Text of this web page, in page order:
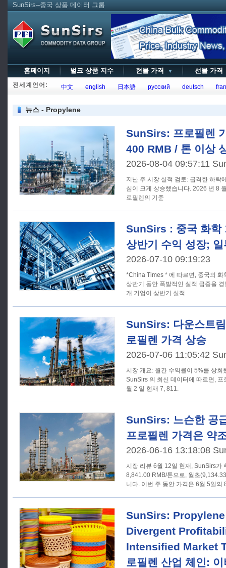
SunSirs--중국 상품 데이터 그룹
홈페이지 벌크 상품 지수 현물 가격 ▼ 선물 가
전세계언어: 中文 english 日本語 русский deutsch
뉴스 - Propylene
SunSirs: 프로필렌
400 RMB / 톤 이상
2026-08-04 09:57:11
지난 주 시장 실적 검토: 급격한 하락
심이 크게 상승했습니다. 2026 년 8 월 2 일 현재 SunSirs 가 추적한 프
로필렌의 기준
SunSirs : 중국 화학
상반기 수익 성장;
2026-07-10 09:19:23
*China Times * 에 따르면, 중국의
상반기 동안 폭발적인 실적 급증을 경험했습니다.
개 기업이 상반기 실적
SunSirs: 다운스트
로필렌 가격 상승
2026-07-06 11:05:42
시장 개요: 월간 수익률이 5%를 상회
SunSirs 의 최신 데이터에 따르면,
월 2 일 현재 7, 811.
SunSirs: 느슨한 공
프로필렌 가격은 약
2026-06-16 13:18:08
시장 리뷰 6월 12일 현재, SunSirs가 추적하는 프로필렌의 기준 가격은
8,841.00 RMB/톤으로, 월초
니다. 이번 주 동안 가격은 6월 5일
SunSirs:
Divergent
Intensified Market
로필렌 산업 체인: